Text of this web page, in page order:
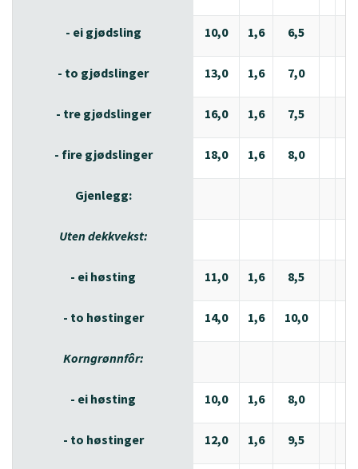
- ei gjødsling 10,0 1,6 6,5
- to gjødslinger 13,0 1,6 7,0
- tre gjødslinger 16,0 1,6 7,5
- fire gjødslinger 18,0 1,6 8,0
Gjenlegg:
Uten dekkvekst:
- ei høsting 11,0 1,6 8,5
- to høstinger 14,0 1,6 10,0
Korngrønnfôr:
- ei høsting 10,0 1,6 8,0
- to høstinger 12,0 1,6 9,5